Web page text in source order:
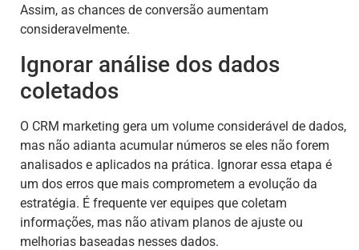
Assim, as chances de conversão aumentam
consideravelmente.
Ignorar análise dos dados
coletados
O CRM marketing gera um volume considerável de dados,
mas não adianta acumular números se eles não forem
analisados e aplicados na prática. Ignorar essa etapa é
um dos erros que mais comprometem a evolução da
estratégia. É frequente ver equipes que coletam
informações, mas não ativam planos de ajuste ou
melhorias baseadas nesses dados.